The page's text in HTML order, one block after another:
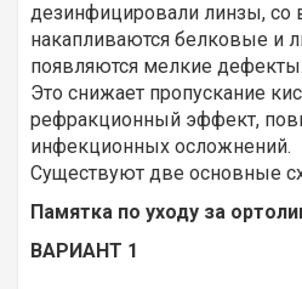
дезинфицировали линзы, со
накапливаются белковые и
появляются мелкие дефекты.
Это снижает пропускание
рефракционный эффект,
инфекционных осложнений.
Существуют две основные
Памятка по уходу за
ВАРИАНТ 1